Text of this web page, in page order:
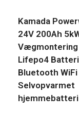
Kamada
24V 200Ah
Vægmontering
Lifepo4 Batteri
Bluetooth WiFi
Selvopvarmet
hjemmebatteri